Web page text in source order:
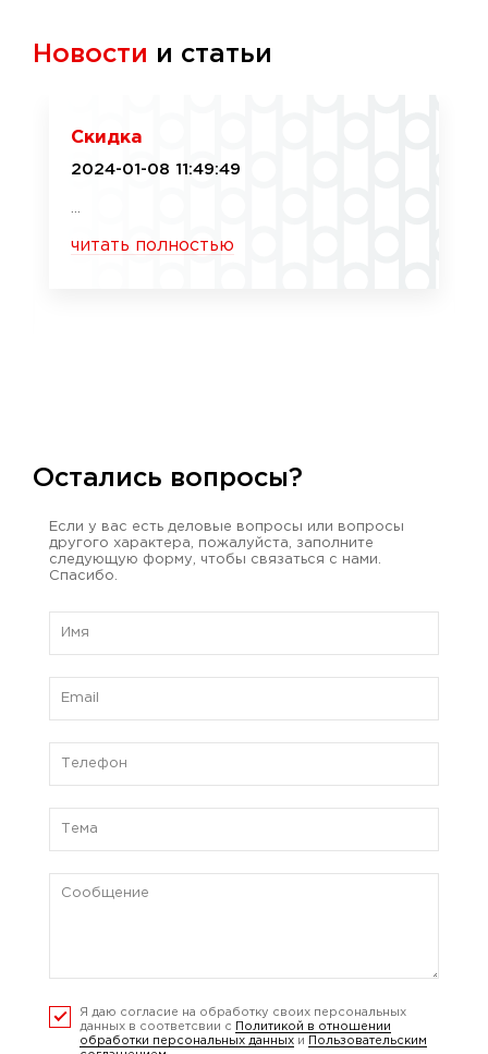
Новости и статьи
Скидка
2024-01-08 11:49:49
читать полностью
Остались вопросы?
Если у вас есть деловые вопросы или вопросы
другого характера, пожалуйста, заполните
следующую форму, чтобы связаться с нами.
Спасибо.
Я даю согласие на обработку своих персональных
данных в соответсвии с
Политикой в отношении
обработки персональных данных и
Пользовательским